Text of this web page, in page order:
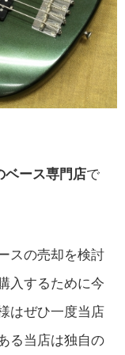
ベース専門店で
スの売却を検討
入するために今
はぜひ一度当店
る当店は独自の